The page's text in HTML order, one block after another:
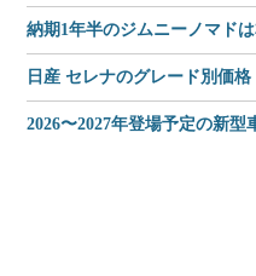
納期1年半のジムニーノマド
日産 セレナのグレード別価
2026〜2027年登場予定の新